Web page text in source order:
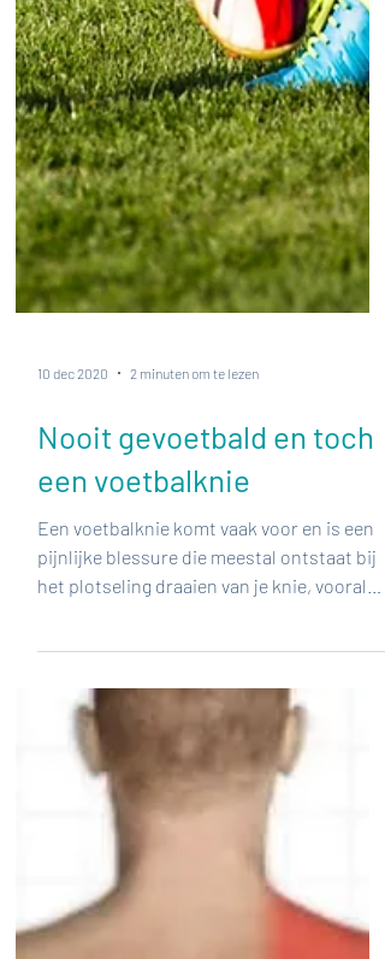
Nooit gevoetbald en toch
een voetbalknie
Een voetbalknie komt vaak voor en is een
pijnlijke blessure die meestal ontstaat bij
het plotseling draaien van je knie, vooral
wanneer...